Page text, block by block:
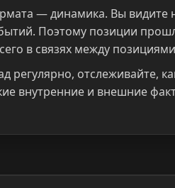
— динамика. Вы видите
Поэтому позиции
в связях между
регулярно, отслеживайте,
внутренние и внешние